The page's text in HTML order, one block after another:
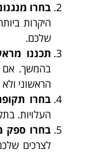
בחרו
היקרות
שלכם.
תכננו
בהמשך. אם
הראשוני
בחרו
העלויות.
בחרו ספק
לצרכים